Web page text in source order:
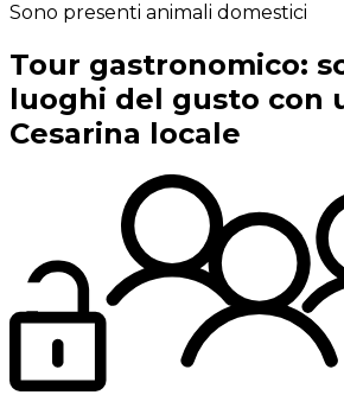
Sono presenti animali domestici
Tour gastronomico:
luoghi del gusto con
Cesarina locale